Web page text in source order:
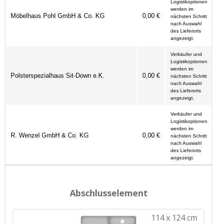
Möbelhaus Pohl GmbH & Co. KG 0,00 €
Logistikoptionen
werden im
nächsten Schritt
nach Auswahl
des Lieferorts
angezeigt.
Polsterspezialhaus Sit-Down e.K. 0,00 €
Verkäufer und
Logistikoptionen
werden im
nächsten Schritt
nach Auswahl
des Lieferorts
angezeigt.
R. Wenzel GmbH & Co. KG 0,00 €
Verkäufer und
Logistikoptionen
werden im
nächsten Schritt
nach Auswahl
des Lieferorts
angezeigt.